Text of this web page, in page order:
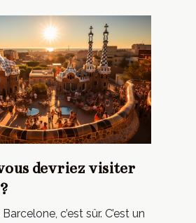
devriez visiter
c’est sûr. C’est un